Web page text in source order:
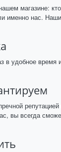
магазине:
именно нас.
в удобное время
вы всегда